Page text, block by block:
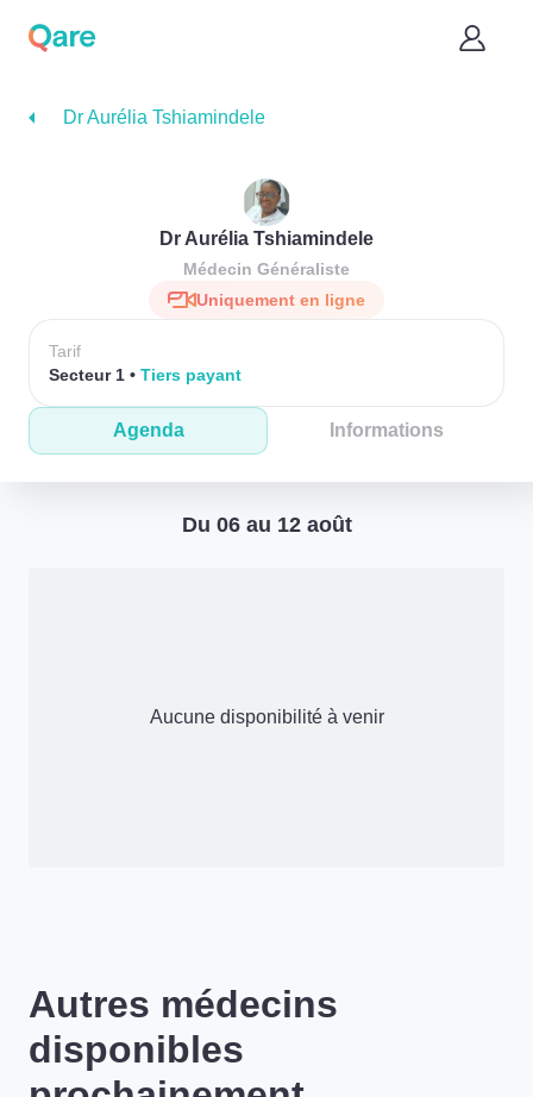
Dr Aurélia Tshiamindele
Dr Aurélia Tshiamindele
Médecin Généraliste
Uniquement en ligne
Tarif
Secteur 1
Tiers payant
Agenda Informations
Du 06 au 12 août
Aucune disponibilité à venir
Autres médecins
disponibles